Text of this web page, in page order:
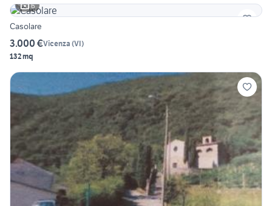
6
Casolare
3.000 €Vicenza (VI)
132 mq